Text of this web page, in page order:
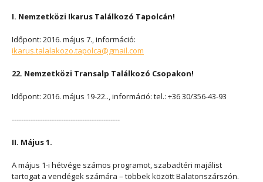
I. Nemzetközi Ikarus Találkozó Tapolcán!
Időpont: 2016. május 7., információ:
ikarus.talalakozo.tapolca@gmail.com
22. Nemzetközi Transalp Találkozó Csopakon!
Időpont: 2016. május 19-22.., információ: tel.: +36 30/356-43-93
----------------------------------------------
II. Május 1.
A május 1-i hétvége számos programot, szabadtéri majálist
tartogat a vendégek számára – többek között Balatonszárszón.